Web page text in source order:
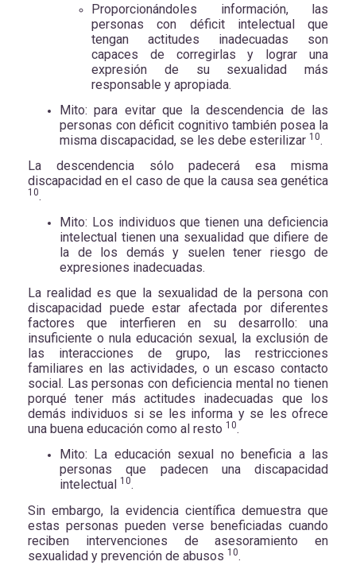
Proporcionándoles información, las
personas con déficit intelectual que
tengan actitudes inadecuadas son
capaces de corregirlas y lograr una
expresión de su sexualidad más
responsable y apropiada.
Mito: para evitar que la descendencia de las
personas con déficit cognitivo también posea la
misma discapacidad, se les debe esterilizar 10.
La descendencia sólo padecerá esa misma
discapacidad en el caso de que la causa sea genética
10.
Mito: Los individuos que tienen una deficiencia
intelectual tienen una sexualidad que difiere de
la de los demás y suelen tener riesgo de
expresiones inadecuadas.
La realidad es que la sexualidad de la persona con
discapacidad puede estar afectada por diferentes
factores que interfieren en su desarrollo: una
insuficiente o nula educación sexual, la exclusión de
las interacciones de grupo, las restricciones
familiares en las actividades, o un escaso contacto
social. Las personas con deficiencia mental no tienen
porqué tener más actitudes inadecuadas que los
demás individuos si se les informa y se les ofrece
una buena educación como al resto 10.
Mito: La educación sexual no beneficia a las
personas que padecen una discapacidad
intelectual
10.
Sin embargo, la evidencia científica demuestra que
estas personas pueden verse beneficiadas cuando
reciben intervenciones de asesoramiento en
sexualidad y prevención de abusos 10.